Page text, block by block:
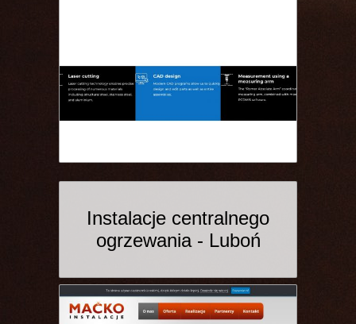
Instalacje centralnego
ogrzewania - Luboń